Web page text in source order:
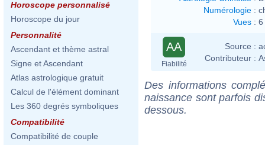
Horoscope personnalisé
Horoscope du jour
Personnalité
Ascendant et thème astral
Signe et Ascendant
Atlas astrologique gratuit
Calcul de l'élément dominant
Les 360 degrés symboliques
Compatibilité
Compatibilité de couple
Numérologie :
Vues : 6
AA
Fiabilité
Source :
Contributeur :
Des informations
naissance sont parfois
dessous.